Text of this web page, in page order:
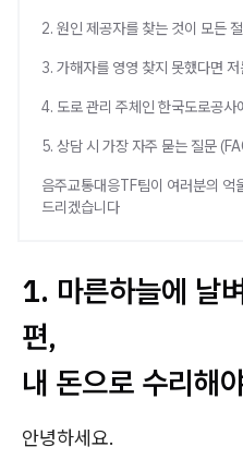
2. 원인 제공자를 찾는 것이 모든
3. 가해자를 영영 찾지 못했다면
4. 도로 관리 주체인 한국도로공사
5. 상담 시 가장 자주 묻는 질문
음주교통대응TF팀이 여러분의 억
드리겠습니다
1. 마른하늘에 날
편,
내 돈으로 수리해
안녕하세요.